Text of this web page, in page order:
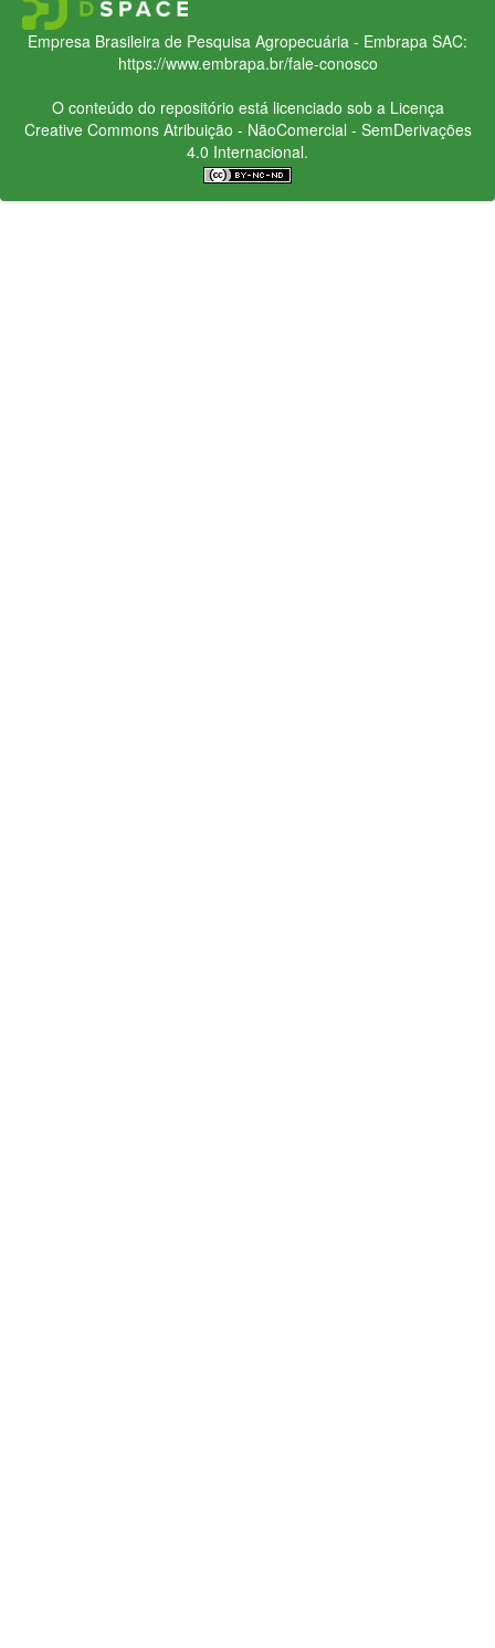
Empresa Brasileira de Pesquisa Agropecuária - Embrapa SAC:
https://www.embrapa.br/fale-conosco
O conteúdo do repositório está licenciado sob a Licença
Creative CommonsAtribuição - NãoComercial - SemDerivações
4.0 Internacional.